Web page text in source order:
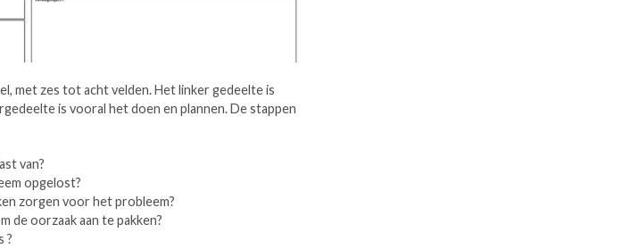
met zes tot acht velden. Het linker gedeelte is
is vooral het doen en plannen. De stappen
van?
opgelost?
zorgen voor het probleem?
de oorzaak aan te pakken?
?